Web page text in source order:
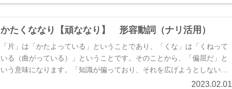
かたくななり【頑ななり】 形容動詞（ナリ活用）
「片」は「かたよっている」ということであり、「くな」は「くねって
いる（曲がっている）」ということです。そのことから、「偏屈だ」と
いう意味になります。「知識が偏っており、それを広げようとしない」
ということから「無教養だ」と訳したり、「感性が偏っており、ものの
2023.02.01